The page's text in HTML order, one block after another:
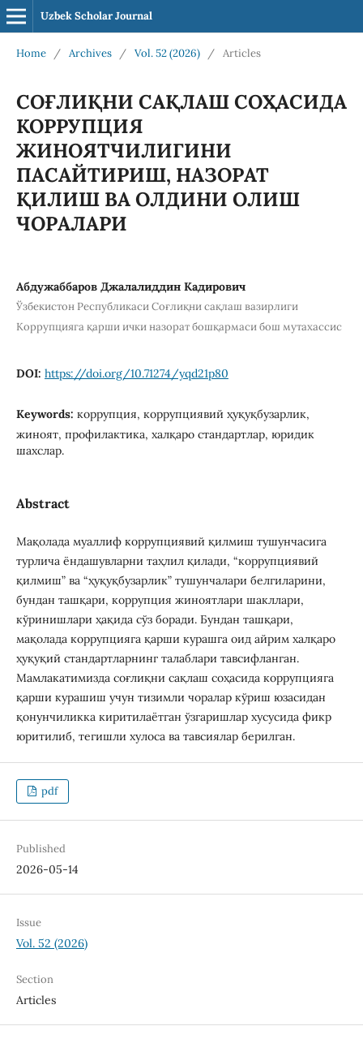
Uzbek Scholar Journal
Home / Archives / Vol. 52 (2026) / Articles
СОҒЛИҚНИ САҚЛАШ СОҲАСИДА
КОРРУПЦИЯ
ЖИНОЯТЧИЛИГИНИ
ПАСАЙТИРИШ, НАЗОРАТ
ҚИЛИШ ВА ОЛДИНИ ОЛИШ
ЧОРАЛАРИ
Абдужаббаров Джалалиддин Кадирович
Ўзбекистон Республикаси Соғлиқни сақлаш вазирлиги
Коррупцияга қарши ички назорат бошқармаси бош мутахассис
DOI: https://doi.org/10.71274/yqd21p80
Keywords: коррупция, коррупциявий ҳуқуқбузарлик,
жиноят, профилактика, халқаро стандартлар, юридик
шахслар.
Abstract
Мақолада муаллиф коррупциявий қилмиш тушунчасига
турлича ёндашувларни таҳлил қилади, “коррупциявий
қилмиш” ва “ҳуқуқбузарлик” тушунчалари белгиларини,
бундан ташқари, коррупция жиноятлари шакллари,
кўринишлари ҳақида сўз боради. Бундан ташқари,
мақолада коррупцияга қарши курашга оид айрим халқаро
ҳуқуқий стандартларнинг талаблари тавсифланган.
Мамлакатимизда соғлиқни сақлаш соҳасида коррупцияга
қарши курашиш учун тизимли чоралар кўриш юзасидан
қонунчиликка киритилаётган ўзгаришлар хусусида фикр
юритилиб, тегишли хулоса ва тавсиялар берилган.
pdf
Published
2026-05-14
Issue
Vol. 52 (2026)
Section
Articles